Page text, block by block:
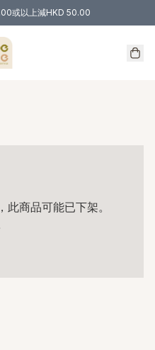
或以上減HKD 50.00
於 特定的送貨方式 )
商品可能已下架。